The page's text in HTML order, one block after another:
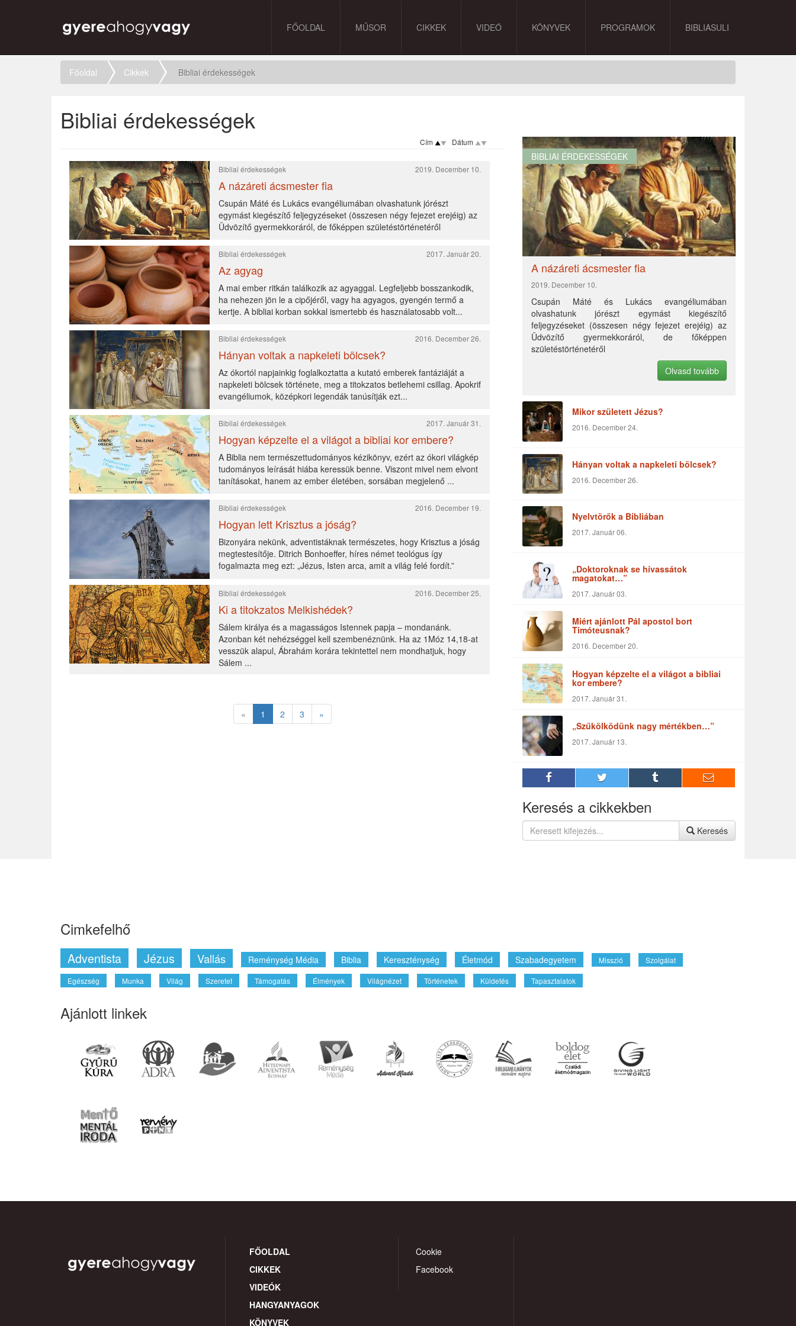
FŐOLDAL MŰSOR CIKKEK VIDEÓ KÖNYVEK PROGRAMOK BIBLIASULI
Főoldal Cikkek Bibliai érdekességek
Bibliai érdekességek
Cím Dátum
Bibliai érdekességek 2019. December 10.
A názáreti ácsmester fia
Csupán Máté és Lukács evangéliumában olvashatunk jórészt
egymást kiegészítő feljegyzéseket (összesen négy fejezet erejéig) az
Üdvözítő gyermekkoráról, de főképpen születéstörténetéről
Bibliai érdekességek 2017. Január 20.
Az agyag
A mai ember ritkán találkozik az agyaggal. Legfeljebb bosszankodik,
ha nehezen jön le a cipőjéről, vagy ha agyagos, gyengén termő a
kertje. A bibliai korban sokkal ismertebb és használatosabb volt...
Bibliai érdekességek 2016. December 26.
Hányan voltak a napkeleti bölcsek?
Az ókortól napjainkig foglalkoztatta a kutató emberek fantáziáját a
napkeleti bölcsek története, meg a titokzatos betlehemi csillag. Apokrif
evangéliumok, középkori legendák tanúsítják ezt...
Bibliai érdekességek 2017. Január 31.
Hogyan képzelte el a világot a bibliai kor embere?
A Biblia nem természettudományos kézikönyv, ezért az ókori világkép
tudományos leírását hiába keressük benne. Viszont mivel nem elvont
tanításokat, hanem az ember életében, sorsában megjelenő ...
Bibliai érdekességek 2016. December 19.
Hogyan lett Krisztus a jóság?
Bizonyára nekünk, adventistáknak természetes, hogy Krisztus a jóság
megtestesítője. Ditrich Bonhoeffer, híres német teológus így
fogalmazta meg ezt: „Jézus, Isten arca, amit a világ felé fordít.”
Bibliai érdekességek 2016. December 25.
Ki a titokzatos Melkishédek?
Sálem királya és a magasságos Istennek papja – mondanánk.
Azonban két nehézséggel kell szembenéznünk. Ha az 1Móz 14,18-at
vesszük alapul, Ábrahám korára tekintettel nem mondhatjuk, hogy
Sálem ...
« 1 2 3 »
BIBLIAI ÉRDEKESSÉGEK
A názáreti ácsmester fia
2019. December 10.
Csupán Máté és Lukács evangéliumában
olvashatunk jórészt egymást kiegészítő
feljegyzéseket (összesen négy fejezet erejéig) az
Üdvözítő gyermekkoráról, de főképpen
születéstörténetéről
Olvasd tovább
Mikor született Jézus?
2016. December 24.
Hányan voltak a napkeleti bölcsek?
2016. December 26.
Nyelvtörők a Bibliában
2017. Január 06.
„Doktoroknak se hívassátok
magatokat…”
2017. Január 03.
Miért ajánlott Pál apostol bort
Timóteusnak?
2016. December 20.
Hogyan képzelte el a világot a bibliai
kor embere?
2017. Január 31.
„Szűkölködünk nagy mértékben…”
2017. Január 13.
Keresés a cikkekben
Keresés
Cimkefelhő
Adventista Jézus Vallás Reménység Média Biblia Kereszténység Életmód Szabadegyetem Misszió Szolgálat
Egészség Munka Világ Szeretet Támogatás Élmények Világnézet Történetek Küldetés Tapasztalatok
Ajánlott linkek
FŐOLDAL
CIKKEK
VIDEÓK
HANGYANYAGOK
KÖNYVEK
Cookie
Facebook